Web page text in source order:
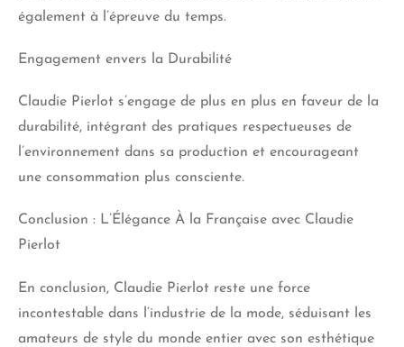
également à l’épreuve du temps.
Engagement envers la Durabilité
Claudie Pierlot s’engage de plus en plus en faveur de la
durabilité, intégrant des pratiques respectueuses de
l’environnement dans sa production et encourageant
une consommation plus consciente.
Conclusion : L’Élégance À la Française avec Claudie
Pierlot
En conclusion, Claudie Pierlot reste une force
incontestable dans l’industrie de la mode, séduisant les
amateurs de style du monde entier avec son esthétique